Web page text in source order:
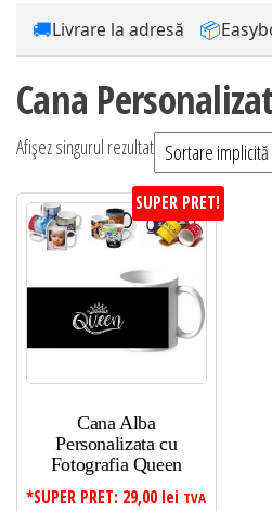
🚚Livrare la adresă 📦
Cana
Afișez singurul rezultat
SUPER PRET!
Cana Alba
Personalizata cu
Fotografia Queen
*SUPER PRET: 29,00 lei TVA